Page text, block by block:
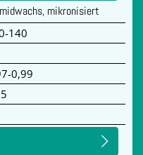
mikronisiert
140
0,99